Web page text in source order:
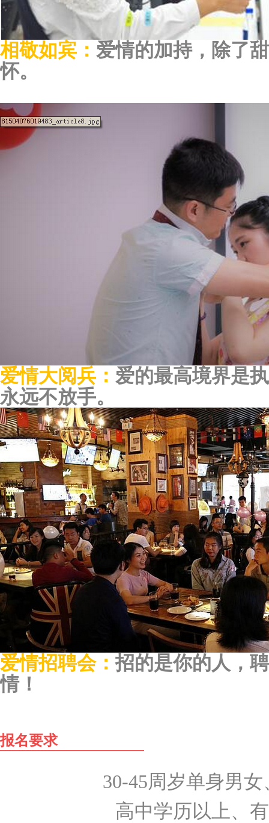
相敬如宾： 爱情的加持，除了
怀。
爱情大阅兵： 爱的最高境界是
永远不放手。
爱情招聘会：招的是你的人，
情！
报名要求
30-45周岁单身男
高中学历以上、